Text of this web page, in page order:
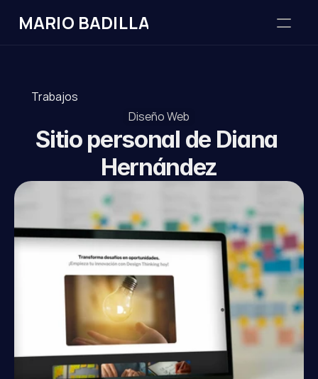
Trabajos
Diseño Web
Sitio personal de Diana
Hernández
MARIO BADILLA
Trabajos
Redes
Contacto